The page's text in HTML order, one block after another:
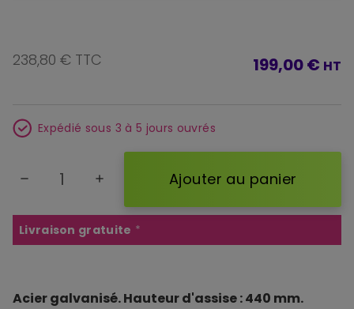
Acier galvanisé. Hauteur d'assise : 440 mm.
Livraison gratuite *
238,80 € TTC 199,00 € HT
Expédié sous 3 à 5 jours ouvrés
remove add Ajouter au panier